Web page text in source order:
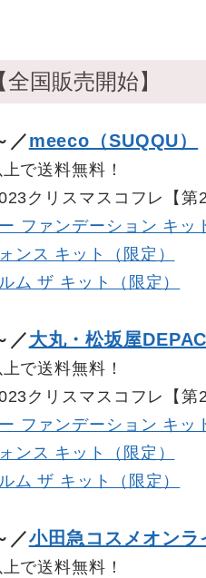
国販売開始】
／meeco（SUQQU）
で送料無料！
クリスマスコフレ【第2
ファンデーション キッ
ンス キット（限定）
ム ザ キット（限定）
／大丸・松坂屋
で送料無料！
クリスマスコフレ【第2
ファンデーション キッ
ンス キット（限定）
ム ザ キット（限定）
／小田急コスメオンラ
で送料無料！